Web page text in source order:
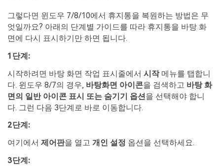
그렇다면 윈도우 7/8/10에서 휴지통을 복원하는 방법은 무
엇일까요? 아래의 단계별 가이드를 따라 휴지통을 바탕 화
면에 다시 표시하기만 하면 됩니다.
1단계:
시작하려면 바탕 화면 작업 표시줄에서 시작메뉴를 탭합니
다. 윈도우 8/7의 경우, 바탕화면 아이콘을 검색하고 바탕 화
면의 일반 아이콘 표시 또는 숨기기 옵션을 선택해야 합니
다. 그런 다음 3단계로 바로 이동합니다.
2단계:
여기에서 제어판을 열고 개인 설정 옵션을 선택하세요.
3단계: